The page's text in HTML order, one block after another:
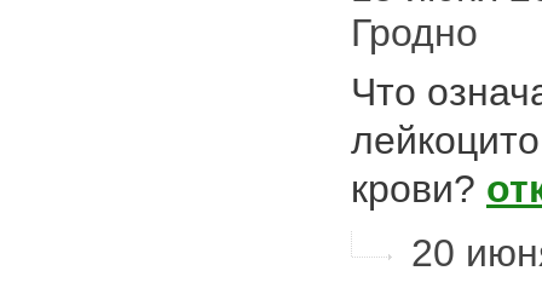
Гродно
Что
крови?
20